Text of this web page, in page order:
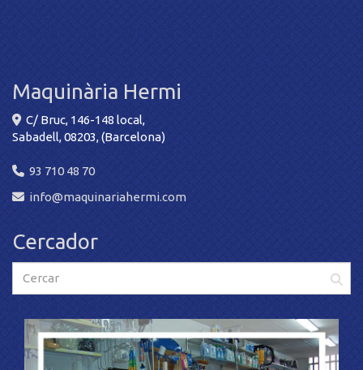
Maquinària Hermi
C/ Bruc, 146-148 local,
Sabadell,08203,(Barcelona)
93 710 48 70
info
maquinariahermi.com
Cercador